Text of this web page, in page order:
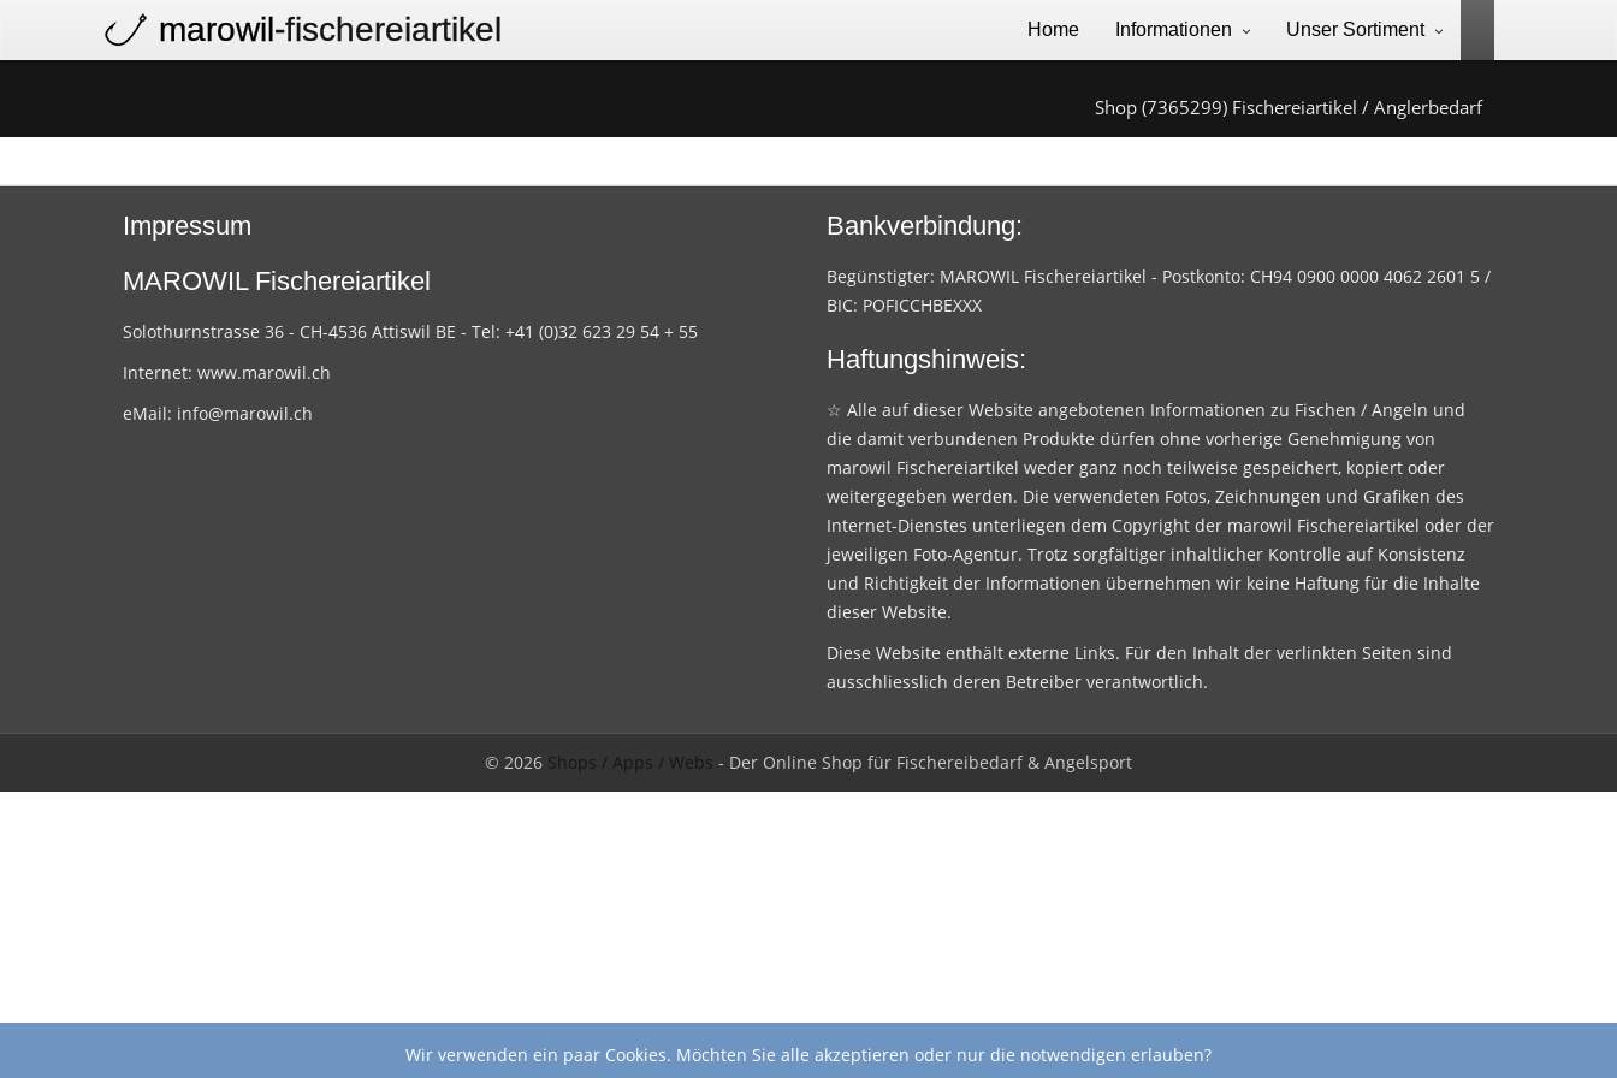
marowil-fischereiartikel Home Informationen Unser Sortiment
Shop (7365299) Fischereiartikel / Anglerbedarf
Impressum
MAROWIL Fischereiartikel
Solothurnstrasse 36 - CH-4536 Attiswil BE - Tel: +41 (0)32 623 29 54 + 55
Internet: www.marowil.ch
eMail: info@marowil.ch
Bankverbindung:
Begünstigter: MAROWIL Fischereiartikel - Postkonto: CH94 0900 0000 4062 2601 5 /
BIC: POFICCHBEXXX
Haftungshinweis:
☆ Alle auf dieser Website angebotenen Informationen zu Fischen / Angeln und
die damit verbundenen Produkte dürfen ohne vorherige Genehmigung von
marowil Fischereiartikel weder ganz noch teilweise gespeichert, kopiert oder
weitergegeben werden. Die verwendeten Fotos, Zeichnungen und Grafiken des
Internet-Dienstes unterliegen dem Copyright der marowil Fischereiartikel oder der
jeweiligen Foto-Agentur. Trotz sorgfältiger inhaltlicher Kontrolle auf Konsistenz
und Richtigkeit der Informationen übernehmen wir keine Haftung für die Inhalte
dieser Website.
Diese Website enthält externe Links. Für den Inhalt der verlinkten Seiten sind
ausschliesslich deren Betreiber verantwortlich.
© 2026 Shops / Apps / Webs - Der Online Shop für Fischereibedarf & Angelsport
Wir verwenden ein paar Cookies. Möchten Sie alle akzeptieren oder nur die notwendigen erlauben?